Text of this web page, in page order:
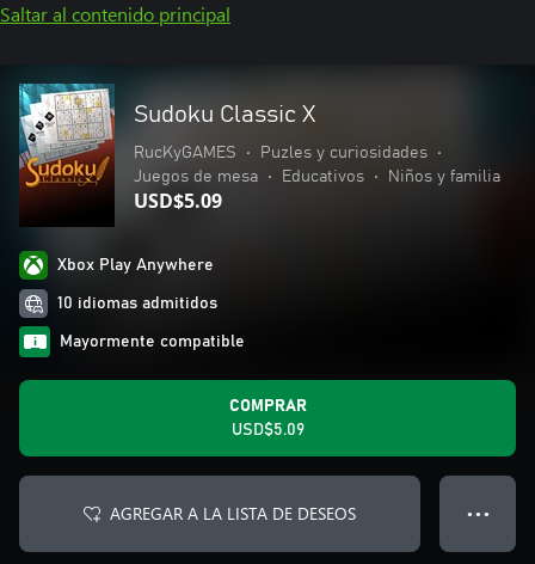
Saltar al contenido principal
Sudoku Classic X
RucKyGAMES • Puzles y curiosidades
•
Juegos de mesa
• Educativos • Niños y familia
USD$5.09
Xbox Play Anywhere
10 idiomas admitidos
Mayormente compatible
COMPRAR
USD$5.09
AGREGAR A LA LISTA DE DESEOS ● ● ●